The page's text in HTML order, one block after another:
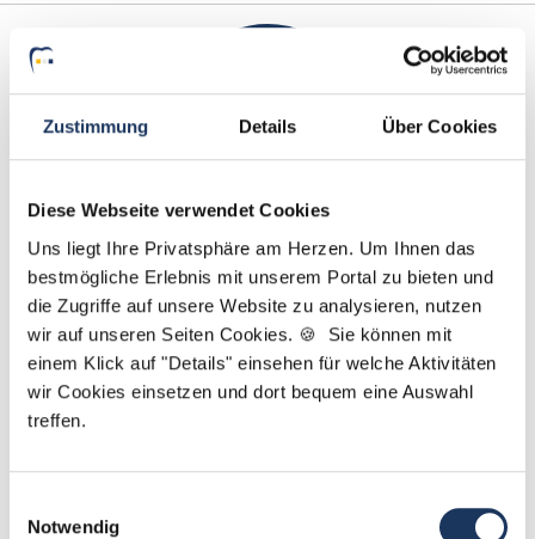
Zustimmung Details Über Cookies
Diese Webseite verwendet Cookies
Uns liegt Ihre Privatsphäre am Herzen. Um Ihnen das
bestmögliche Erlebnis mit unserem Portal zu bieten und
die Zugriffe auf unsere Website zu analysieren, nutzen
wir auf unseren Seiten Cookies. 🍪 Sie können mit
einem Klick auf "Details" einsehen für welche Aktivitäten
wir Cookies einsetzen und dort bequem eine Auswahl
treffen.
Notwendig
Sarah Grützmacher
Ansprechpartnerin
Gerne helfe ich Ihnen dabei, eine neue Stelle in
einer Zahnarztpraxis zu finden. Kontaktieren Sie
mich gerne, wenn Sie Fragen zu unserem Service
haben.
Jetzt zur kostenlosen Stellenanfrage